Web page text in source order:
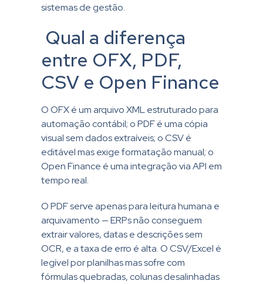
sistemas de gestão.
Qual a diferença
entre OFX, PDF,
CSV e Open Finance
O OFX é um arquivo XML estruturado para
automação contábil; o PDF é uma cópia
visual sem dados extraíveis; o CSV é
editável mas exige formatação manual; o
Open Finance é uma integração via API em
tempo real.
O PDF serve apenas para leitura humana e
arquivamento — ERPs não conseguem
extrair valores, datas e descrições sem
OCR, e a taxa de erro é alta. O CSV/Excel é
legível por planilhas mas sofre com
fórmulas quebradas, colunas desalinhadas